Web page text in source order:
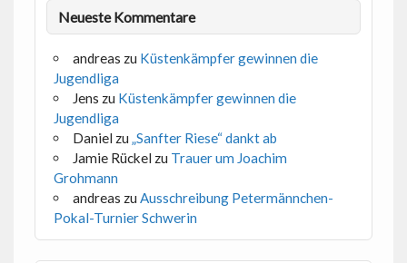
Neueste Kommentare
andreas zu Küstenkämpfer gewinnen die
Jugendliga
Jens zu Küstenkämpfer gewinnen die
Jugendliga
Danielzu „Sanfter Riese“ dankt ab
Jamie Rückelzu Trauer um Joachim
Grohmann
andreas zu Ausschreibung Petermännchen-
Pokal-Turnier Schwerin